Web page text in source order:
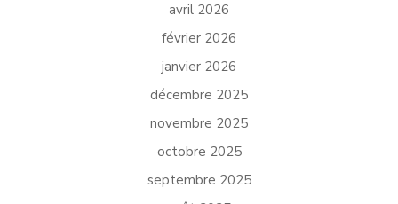
avril 2026
février 2026
janvier 2026
décembre 2025
novembre 2025
octobre 2025
septembre 2025